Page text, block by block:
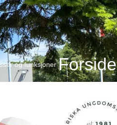
og funksjoner Forside